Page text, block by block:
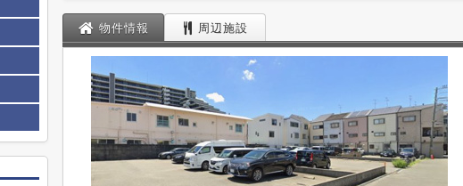
物件情報 周辺施設